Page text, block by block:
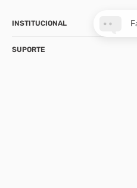
INSTITUCIONAL
SUPORTE